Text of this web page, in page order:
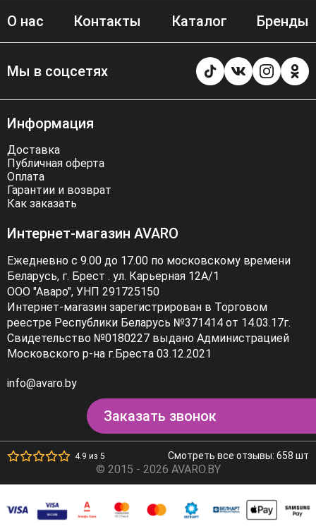
О нас Контакты Каталог Бренды
Мы в соцсетях
Информация
Доставка
Публичная оферта
Оплата
Гарантии и возврат
Как заказать
Интернет-магазин AVARO
Ежедневно с 9.00 до 17.00 по московскому времени
Беларусь, г. Брест . ул. Карьерная 12А/1
ООО "Аваро", УНП 291725150
Интернет-магазин зарегистрирован в Торговом
реестре Республики Беларусь №371414 от 14.03.17г.
Свидетельство №0180227 выдано Администрацией
Московского р-на г.Бреста 03.12.2021
info@avaro.by
Заказать звонок
4.9 из 5 Смотреть все отзывы: 658 шт
© 2015 - 2026 AVARO.BY